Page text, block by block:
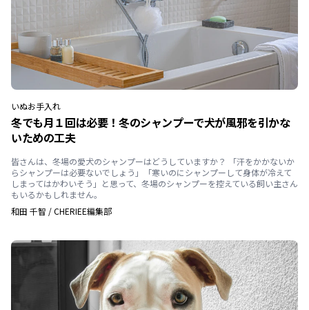
いぬお手入れ
冬でも月１回は必要！冬のシャンプーで犬が風邪を引かな
いための工夫
皆さんは、冬場の愛犬のシャンプーはどうしていますか？ 「汗をかかないか
らシャンプーは必要ないでしょう」「寒いのにシャンプーして身体が冷えて
しまってはかわいそう」と思って、冬場のシャンプーを控えている飼い主さん
もいるかもしれません。
和田 千智 /CHERIEE編集部